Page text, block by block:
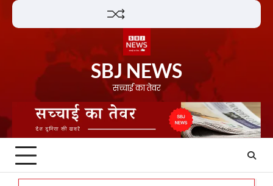
Skip
SBJ NEWS
सच्चाई का तेवर